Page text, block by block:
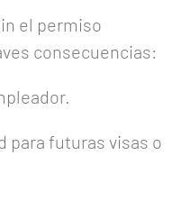
el permiso
consecuencias:
para futuras visas o